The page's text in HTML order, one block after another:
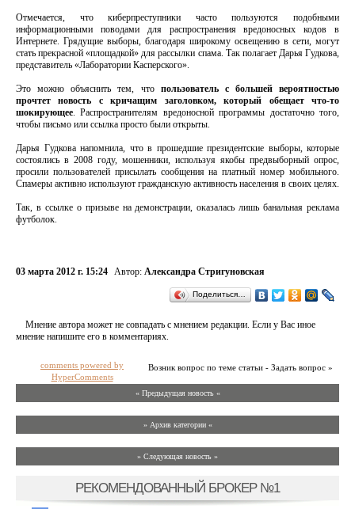
Отмечается, что киберпреступники часто пользуются подобными
информационными поводами для распространения вредоносных кодов в
Интернете. Грядущие выборы, благодаря широкому освещению в сети, могут
стать прекрасной «площадкой» для рассылки спама. Так полагает Дарья Гудкова,
представитель «Лаборатории Касперского».
Это можно объяснить тем, что пользователь с большей вероятностью
прочтет новость с кричащим заголовком, который обещает что-то
шокирующее. Распространителям вредоносной программы достаточно того,
чтобы письмо или ссылка просто были открыты.
Дарья Гудкова напомнила, что в прошедшие президентские выборы, которые
состоялись в 2008 году, мошенники, используя якобы предвыборный опрос,
просили пользователей присылать сообщения на платный номер мобильного.
Спамеры активно используют гражданскую активность населения в своих целях.
Так, в ссылке о призыве на демонстрации, оказалась лишь банальная реклама
футболок.
03 марта 2012 г. 15:24 Автор: Александра Стригуновская
Поделиться…
Мнение автора может не совпадать с мнением редакции. Если у Вас иное
мнение напишите его в комментариях.
Возник вопрос по теме статьи - Задать вопрос »
comments powered by
HyperComments
« Предыдущая новость «
» Архив категории «
» Следующая новость »
РЕКОМЕНДОВАННЫЙ БРОКЕР №1